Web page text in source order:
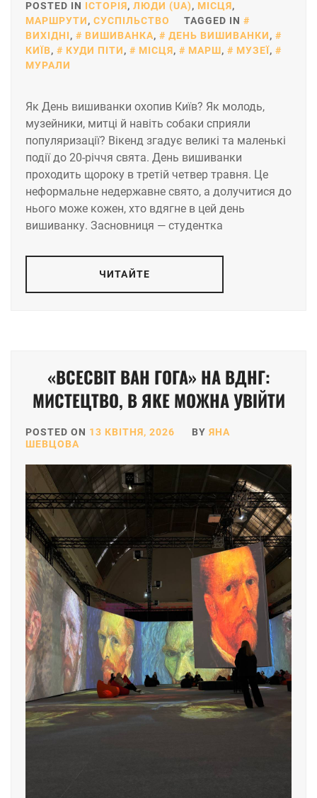
POSTED IN ІСТОРІЯ, ЛЮДИ (UA), МІСЦЯ,
МАРШРУТИ, СУСПІЛЬСТВО
TAGGED IN
ВИХІДНІ, ВИШИВАНКА, ДЕНЬ ВИШИВАНКИ,
КИЇВ, КУДИ ПІТИ, МІСЦЯ, МАРШ, МУЗЕЇ,
МУРАЛИ
Як День вишиванки охопив Київ? Як молодь,
музейники, митці й навіть собаки сприяли
популяризації? Вікенд згадує великі та маленькі
події до 20-річчя свята. День вишиванки
проходить щороку в третій четвер травня. Це
неформальне недержавне свято, а долучитися до
нього може кожен, хто вдягне в цей день
вишиванку. Засновниця — студентка
ЧИТАЙТЕ
«ВСЕСВІТ ВАН ГОГА» НА ВДНГ:
МИСТЕЦТВО, В ЯКЕ МОЖНА УВІЙТИ
POSTED ON 13 КВІТНЯ, 2026 BY ЯНА
ШЕВЦОВА